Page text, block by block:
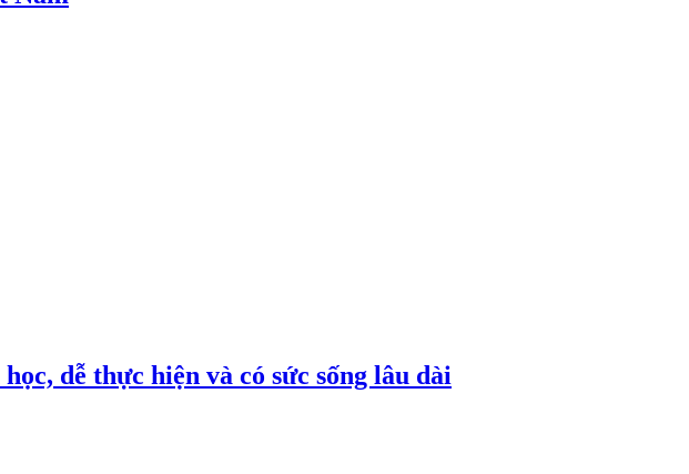
dễ thực hiện và có sức sống lâu dài